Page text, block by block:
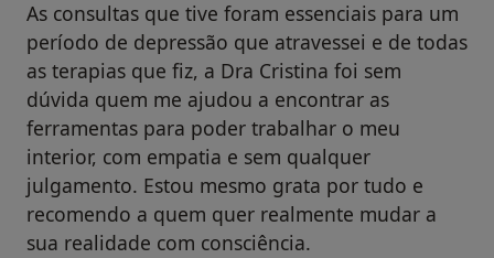
As consultas que tive foram essenciais para um
período de depressão que atravessei e de todas
as terapias que fiz, a Dra Cristina foi sem
dúvida quem me ajudou a encontrar as
ferramentas para poder trabalhar o meu
interior, com empatia e sem qualquer
julgamento. Estou mesmo grata por tudo e
recomendo a quem quer realmente mudar a
sua realidade com consciência.